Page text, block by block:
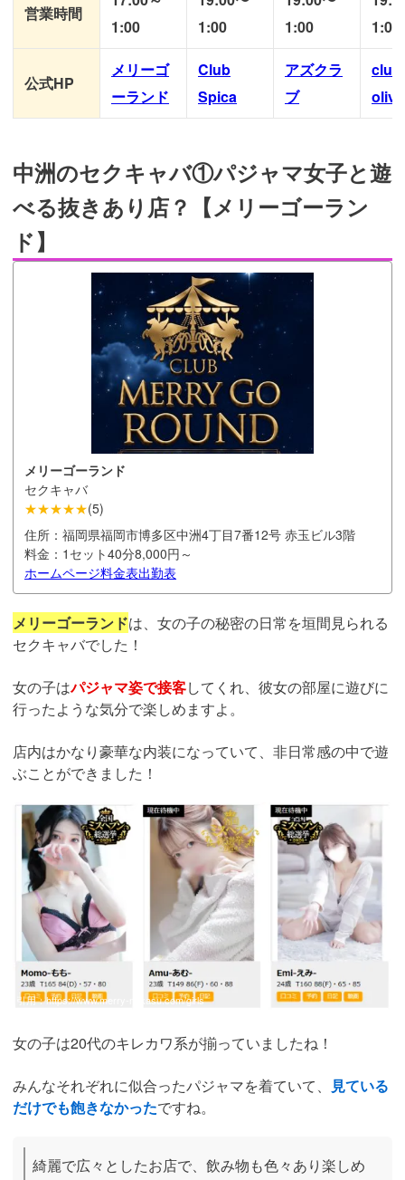
営業時間
1:00
1:00
1:00
1:00
公式HP
メリーゴ
ーランド
Club
Spica
アズクラ
ブ
club
olive
中洲のセクキャバ①パジャマ女子と遊
べる抜きあり店？【メリーゴーラン
ド】
メリーゴーランド
セクキャバ
★★★★★(5)
住所： 福岡県福岡市博多区中洲4丁目7番12号 赤玉ビル3階
料金： 1セット40分8,000円～
ホームページ料金表出勤表
メリーゴーランドは、女の子の秘密の日常を垣間見られる
セクキャバでした！
女の子はパジャマ姿で接客してくれ、彼女の部屋に遊びに
行ったような気分で楽しめますよ。
店内はかなり豪華な内装になっていて、非日常感の中で遊
ぶことができました！
引用：https://www.merry-nakasu.com/girls
女の子は20代のキレカワ系が揃っていましたね！
みんなそれぞれに似合ったパジャマを着ていて、
見ている
だけでも飽きなかったですね。
綺麗で広々としたお店で、飲み物も色々あり楽しめ